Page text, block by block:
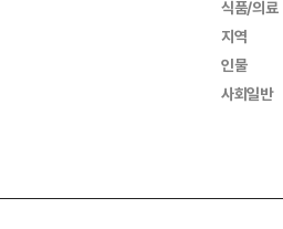
식품/의료
지역
인물
사회일반